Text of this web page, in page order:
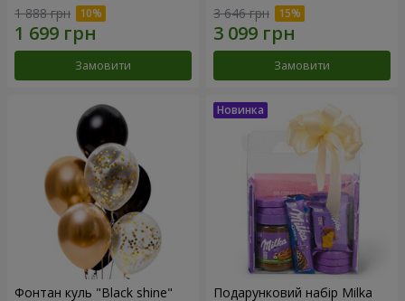
1 888 грн
Замовити
3 646 грн
Замовити
Фонтан куль "Black shine" Подарунковий набір Milka